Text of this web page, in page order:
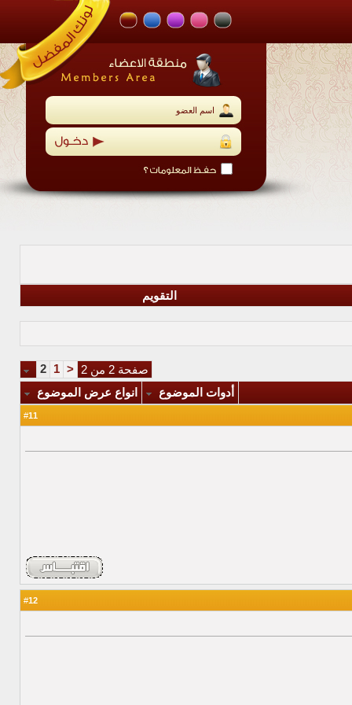
التقويم
صفحة 2 من 2 <
1
2
أدوات الموضوع
انواع عرض الموضوع
11
12